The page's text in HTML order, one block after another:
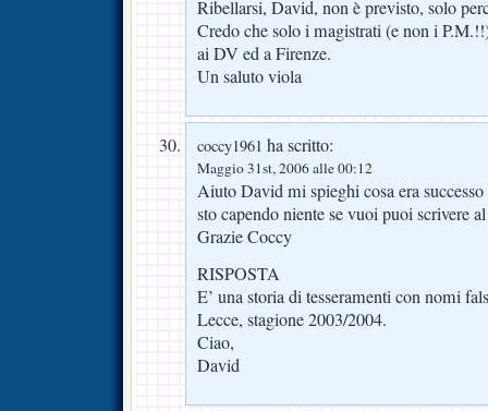
Ribellarsi, David, non è previsto, solo
Credo che solo i magistrati (e non i
ai DV ed a Firenze.
Un saluto viola
coccy1961 ha scritto:
Maggio 31st, 2006 alle 00:12
Aiuto David mi spieghi cosa era
sto capendo niente se vuoi puoi scrivere
Grazie Coccy
RISPOSTA
E’ una storia di tesseramenti con nomi
Lecce, stagione 2003/2004.
Ciao,
David